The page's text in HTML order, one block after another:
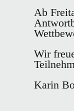
Ab
Wir
Karin